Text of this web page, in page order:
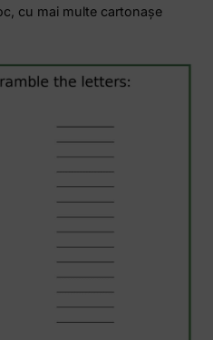
cu mai multe cartonașe